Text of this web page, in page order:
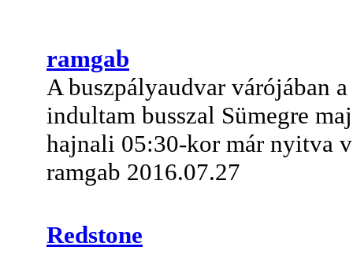
ramgab
A buszpályaudvar várójában
indultam busszal Sümegre
hajnali 05:30-kor már nyitva
ramgab 2016.07.27
Redstone